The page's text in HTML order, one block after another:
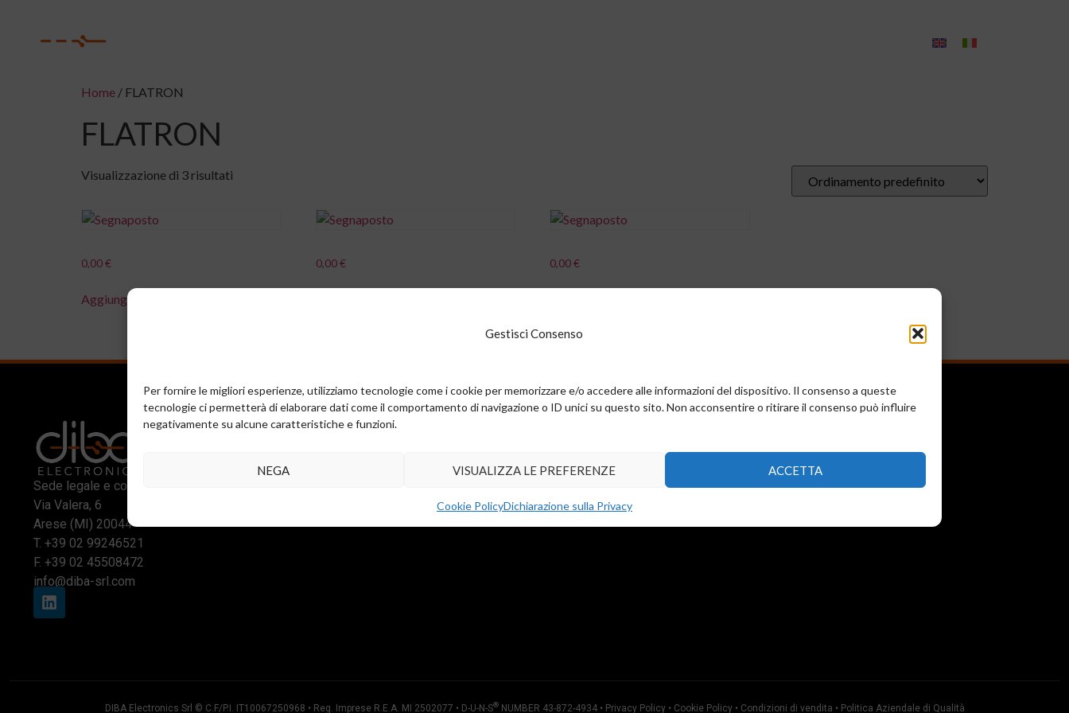
Gestisci Consenso
Per fornire le migliori esperienze, utilizziamo tecnologie come i cookie per memorizzare e/o accedere alle informazioni del dispositivo. Il consenso a queste
tecnologie ci permetterà di elaborare dati come il comportamento di navigazione o ID unici su questo sito. Non acconsentire o ritirare il consenso può influire
negativamente su alcune caratteristiche e funzioni.
NEGA VISUALIZZA LE PREFERENZE ACCETTA
Cookie PolicyDichiarazione sulla Privacy
Home / FLATRON
FLATRON
Visualizzazione di 3 risultati
0,00€
Aggiungi al carrello
0,00€ 0,00€
Sede legale e commerciale:
Via Valera, 6
Arese (MI) 20044
T. +39 02 99246521
F. +39 02 45508472
info@diba-srl.com
DIBA Electronics Srl © C.F/P.I. IT10067250968 • Reg. Imprese R.E.A. MI 2502077 • D-U-N-S®NUMBER 43-872-4934 • Privacy Policy• Cookie Policy• Condizioni di vendita • Politica Aziendale di Qualità